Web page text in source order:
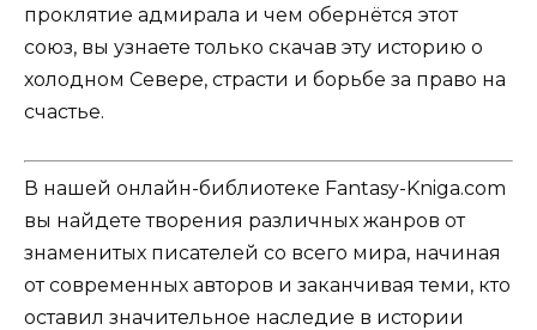
проклятие адмирала и чем обернётся этот
союз, вы узнаете только скачав эту историю о
холодном Севере, страсти и борьбе за право на
счастье.
В нашей онлайн-библиотеке Fantasy-Kniga.com
вы найдете творения различных жанров от
знаменитых писателей со всего мира, начиная
от современных авторов и заканчивая теми, кто
оставил значительное наследие в истории